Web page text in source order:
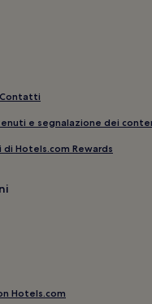
e segnalazione dei
Hotels.com Rewards
Hotels.com